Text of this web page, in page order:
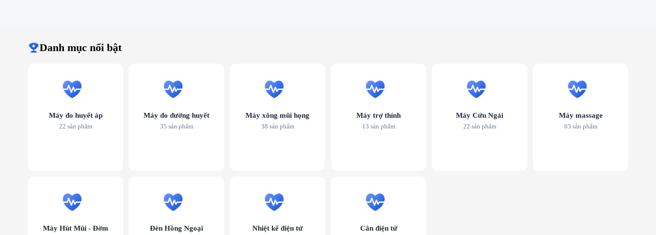
Danh mục nổi bật
Máy đo huyết áp
22 sản phẩm
Máy đo đường huyết
35 sản phẩm
Máy xông mũi họng
38 sản phẩm
Máy trợ thính
13 sản phẩm
Máy Cứu Ngải
22 sản phẩm
Máy massage
63 sản phẩm
Máy Hút Mũi - Đờm Đèn Hồng Ngoại Nhiệt kế điện tử Cân điện tử